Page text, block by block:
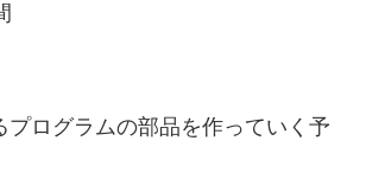
ログラムの部品を作っていく予